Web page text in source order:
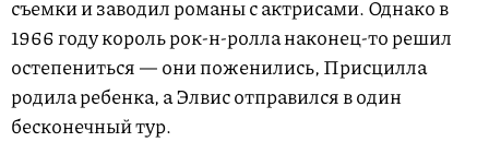
съемки и заводил романы с актрисами. Однако в
1966 году король рок-н-ролла наконец-то решил
остепениться — они поженились, Присцилла
родила ребенка, а Элвис отправился в один
бесконечный тур.